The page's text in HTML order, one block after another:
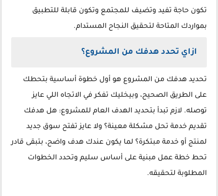
تكون حاجة تفيد وتضيف للمجتمع وتكون قابلة للتطبيق
بمواردك المتاحة لتحقيق النجاح المستدام.
ازاي تحدد هدفك من المشروع؟
تحديد هدفك من المشروع هو أول خطوة أساسية بتحطك
على الطريق الصحيح، وبيخليك تفكر في الاتجاه اللي عايز
توصله. لازم تبدأ بتحديد الهدف العام للمشروع: هل هدفك
تقديم خدمة تحل مشكلة معينة؟ ولا عايز تفتح سوق جديد
لمنتج أو خدمة مبتكرة؟ لما يكون عندك هدف واضح، بتبقى قادر
تحط خطة عمل مبنية على أساس سليم وتحدد الخطوات
المطلوبة لتحقيقه.